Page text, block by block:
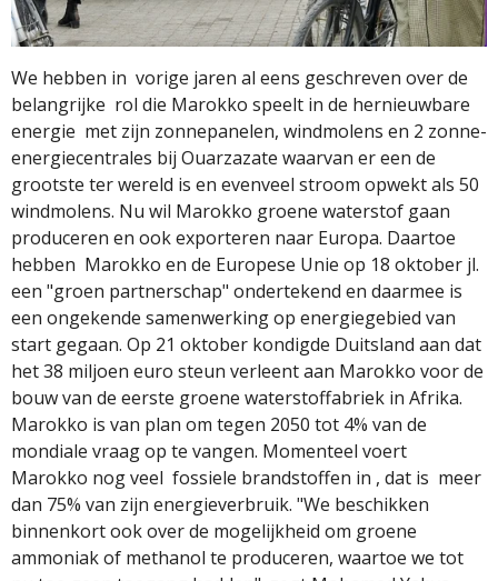
We hebben in vorige jaren al eens geschreven over de
belangrijke rol die Marokko speelt in de hernieuwbare
energie met zijn zonnepanelen, windmolens en 2 zonne-
energiecentrales bij Ouarzazate waarvan er een de
grootste ter wereld is en evenveel stroom opwekt als 50
windmolens. Nu wil Marokko groene waterstof gaan
produceren en ook exporteren naar Europa. Daartoe
hebben Marokko en de Europese Unie op 18 oktober jl.
een "groen partnerschap" ondertekend en daarmee is
een ongekende samenwerking op energiegebied van
start gegaan. Op 21 oktober kondigde Duitsland aan dat
het 38 miljoen euro steun verleent aan Marokko voor de
bouw van de eerste groene waterstoffabriek in Afrika.
Marokko is van plan om tegen 2050 tot 4% van de
mondiale vraag op te vangen. Momenteel voert
Marokko nog veel fossiele brandstoffen in , dat is meer
dan 75% van zijn energieverbruik. "We beschikken
binnenkort ook over de mogelijkheid om groene
ammoniak of methanol te produceren, waartoe we tot